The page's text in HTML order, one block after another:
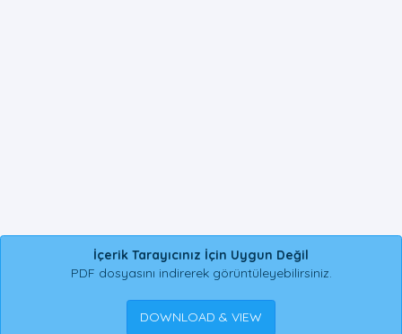
İçerik Tarayıcınız İçin Uygun Değil
PDF dosyasını indirerek görüntüleyebilirsiniz.
DOWNLOAD & VIEW